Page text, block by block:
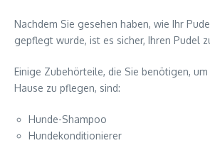
Nachdem Sie gesehen haben, wie Ihr
gepflegt wurde, ist es sicher, Ihren Pudel
Einige Zubehörteile, die Sie benötigen,
Hause zu pflegen, sind:
Hunde-Shampoo
Hundekonditionierer